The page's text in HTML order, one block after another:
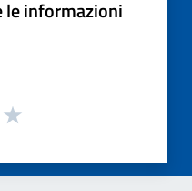
le informazioni